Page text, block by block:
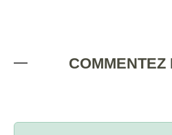
COMMENTEZ